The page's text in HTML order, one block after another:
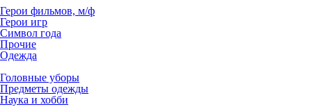
Герои фильмов, м/ф
Герои игр
Символ года
Прочие
Одежда
Головные уборы
Предметы одежды
Наука и хобби